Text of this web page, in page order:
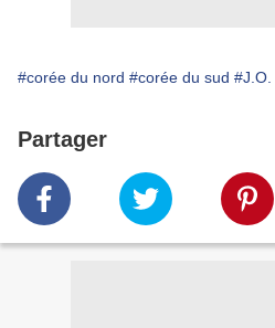
#corée du nord #corée du sud #J.O.
Partager